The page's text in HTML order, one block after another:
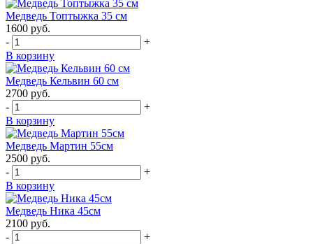
Медведь Топтыжка 35 см
1600 руб.
-
+
В корзину
Медведь Кельвин 60 см
2700 руб.
-
+
В корзину
Медведь Мартин 55см
2500 руб.
-
+
В корзину
Медведь Ника 45см
2100 руб.
-
+